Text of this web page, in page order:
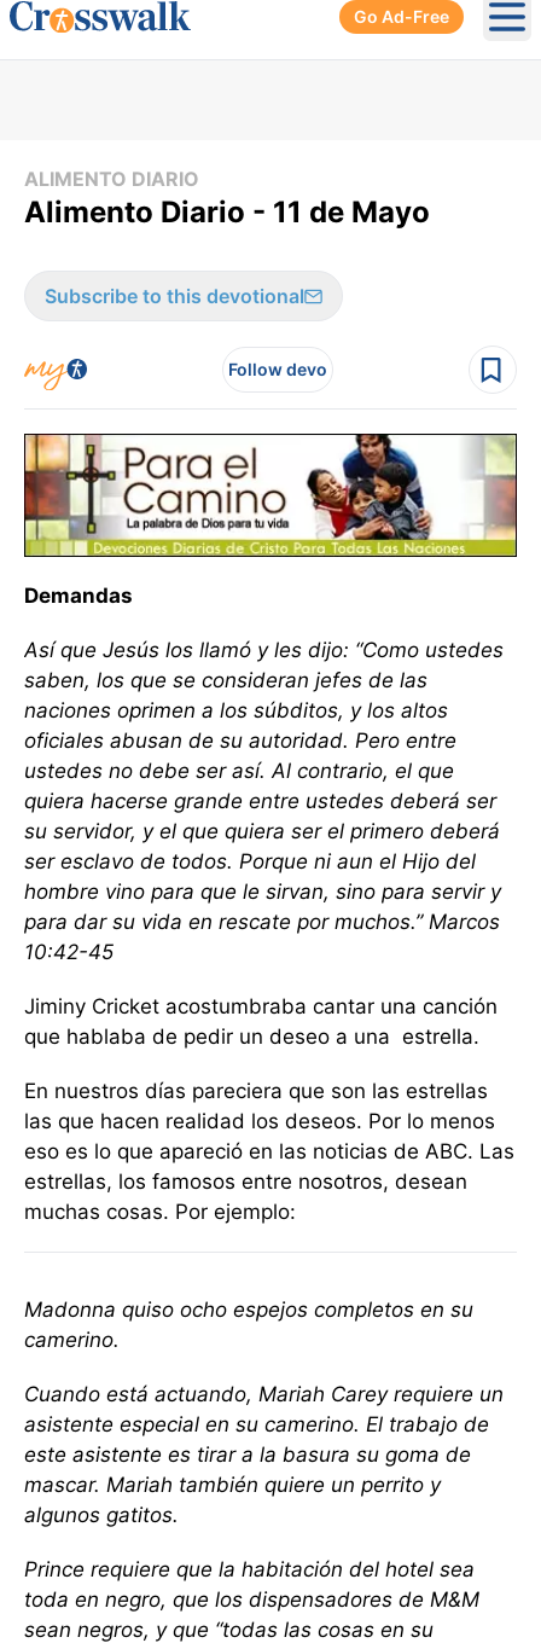
Go Ad-Free
ALIMENTO DIARIO
Alimento Diario - 11 de Mayo
Subscribe to this devotional
Follow devo
Demandas
Así que Jesús los llamó y les dijo: “Como ustedes
saben, los que se consideran jefes de las
naciones oprimen a los súbditos, y los altos
oficiales abusan de su autoridad. Pero entre
ustedes no debe ser así. Al contrario, el que
quiera hacerse grande entre ustedes deberá ser
su servidor, y el que quiera ser el primero deberá
ser esclavo de todos. Porque ni aun el Hijo del
hombre vino para que le sirvan, sino para servir y
para dar su vida en rescate por muchos.” Marcos
10:42-45
Jiminy Cricket acostumbraba cantar una canción
que hablaba de pedir un deseo a una estrella.
En nuestros días pareciera que son las estrellas
las que hacen realidad los deseos. Por lo menos
eso es lo que apareció en las noticias de ABC. Las
estrellas, los famosos entre nosotros, desean
muchas cosas. Por ejemplo:
Madonna quiso ocho espejos completos en su
camerino.
Cuando está actuando, Mariah Carey requiere un
asistente especial en su camerino. El trabajo de
este asistente es tirar a la basura su goma de
mascar. Mariah también quiere un perrito y
algunos gatitos.
Prince requiere que la habitación del hotel sea
toda en negro, que los dispensadores de M&M
sean negros, y que “todas las cosas en su